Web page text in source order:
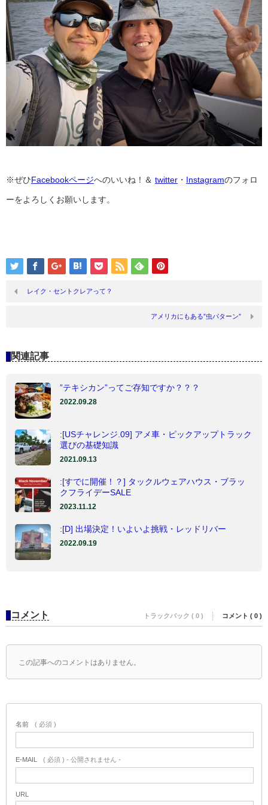
※ぜひFacebookページへのいいね！＆ twitter ・ Instagramのフォロ
ーをよろしくお願いします。
レイク・セントクレアって？
アメリカにもある”虫パターン”
関連記事
”テキシカン”ってご存知ですか？？？
2022.09.28
:[USチャレンジ.09] アメ車・ピックアップトラック
選びの基礎知識
2021.09.13
:[すでに開催！？] タックルウェアハウス・ブラッ
クフライデーSALE
2023.11.12
:[D] 出場決定！いよいよ挑戦・レッドリバー
2022.09.19
コメント トラックバック ( 0 ) コメント ( 0 )
この記事へのコメントはありません。
名前 ( 必須 )
E-MAIL ( 必須 ) - 公開されません -
URL